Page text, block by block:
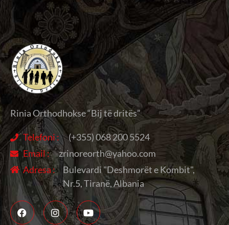
Rinia Orthodhokse “Bij të dritës”
Telefoni :
(+355) 068 200 5524
Email :
zrinoreorth@yahoo.com
Adresa :
Bulevardi "Deshmorët e Kombit",
Nr.5, Tiranë, Albania